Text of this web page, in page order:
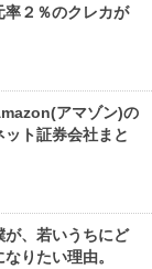
率２％のクレカが
アマゾン)の
ト証券会社まと
が、若いうちにど
りたい理由。